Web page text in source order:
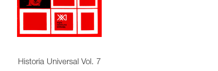
Historia Universal Vol. 7